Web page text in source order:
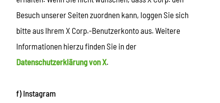
Besuch unserer Seiten zuordnen kann, loggen Sie sich
bitte aus Ihrem X Corp.-Benutzerkonto aus. Weitere
Informationen hierzu finden Sie in der
Datenschutzerklärung von X.
f) Instagram